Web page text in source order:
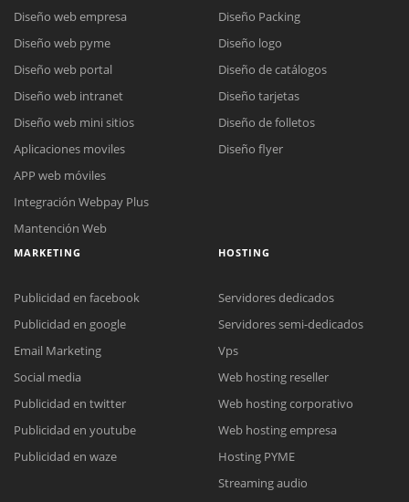
Reunión online
Nuestros ejecutivos le enviarán un correo electrónico con el enlace a
Meet para la reunión online.
Cotización
Complete el formulario y nos contactaremos a la brevedad.
Chat Online
para enviarnos un correo electrónico con sus datos personales.
Diseño web empresa
Diseño web pyme
Diseño web portal
Diseño web intranet
Diseño web mini sitios
Aplicaciones moviles
APP web móviles
Integración Webpay Plus
Mantención Web
Diseño Packing
Diseño logo
Diseño de catálogos
Diseño tarjetas
Diseño de folletos
Diseño flyer
MARKETING
Publicidad en facebook
Publicidad en google
Email Marketing
Social media
Publicidad en twitter
Publicidad en youtube
Publicidad en waze
HOSTING
Servidores dedicados
Servidores semi-dedicados
Vps
Web hosting reseller
Web hosting corporativo
Web hosting empresa
Hosting PYME
Streaming audio